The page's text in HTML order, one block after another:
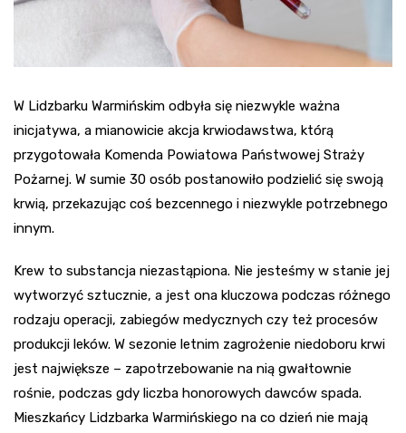
W Lidzbarku Warmińskim odbyła się niezwykle ważna
inicjatywa, a mianowicie akcja krwiodawstwa, którą
przygotowała Komenda Powiatowa Państwowej Straży
Pożarnej. W sumie 30 osób postanowiło podzielić się swoją
krwią, przekazując coś bezcennego i niezwykle potrzebnego
innym.
Krew to substancja niezastąpiona. Nie jesteśmy w stanie jej
wytworzyć sztucznie, a jest ona kluczowa podczas różnego
rodzaju operacji, zabiegów medycznych czy też procesów
produkcji leków. W sezonie letnim zagrożenie niedoboru krwi
jest największe – zapotrzebowanie na nią gwałtownie
rośnie, podczas gdy liczba honorowych dawców spada.
Mieszkańcy Lidzbarka Warmińskiego na co dzień nie mają